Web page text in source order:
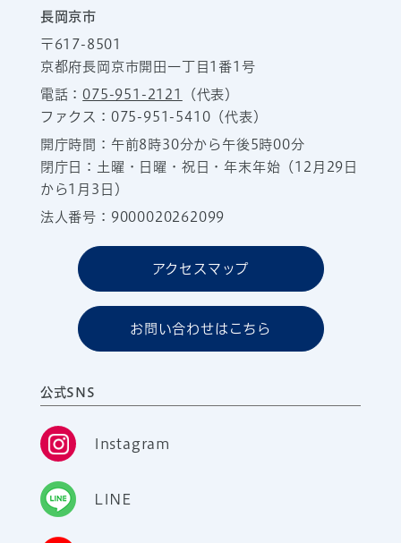
長岡京市
〒617-8501
京都府長岡京市開田一丁目1番1号
電話：075-951-2121
（代表）
ファクス：075-951-5410（代表）
開庁時間：午前8時30分から午後5時00分
閉庁日：土曜・日曜・祝日・年末年始（12月29日
から1月3日）
法人番号：9000020262099
アクセスマップ
お問い合わせはこちら
公式SNS
Instagram
LINE